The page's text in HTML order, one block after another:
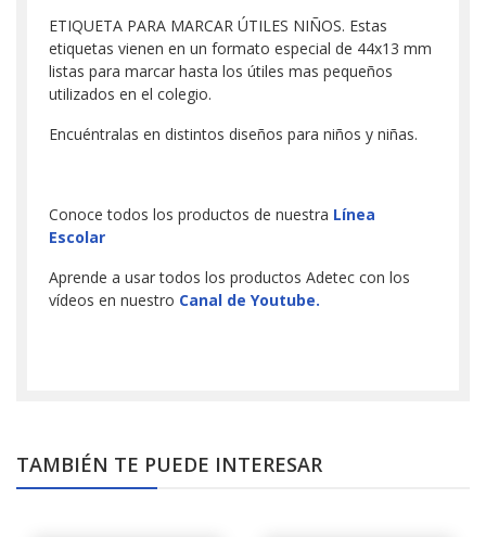
ETIQUETA PARA MARCAR ÚTILES NIÑOS. Estas
etiquetas vienen en un formato especial de 44x13 mm
listas para marcar hasta los útiles mas pequeños
utilizados en el colegio.
Encuéntralas en distintos diseños para niños y niñas.
Conoce todos los productos de nuestra Línea
Escolar
Aprende a usar todos los productos Adetec con los
vídeos en nuestro Canal de Youtube.
TAMBIÉN TE PUEDE INTERESAR